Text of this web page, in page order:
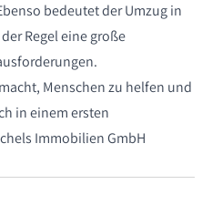
bedeutet der Umzug in
Regel eine große
Menschen zu helfen und
in einem ersten
Immobilien GmbH